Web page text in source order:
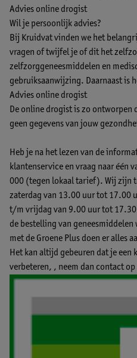
Advies online drogist
Wil je persoonlijk advies?
Bij Kruidvat vinden we het
vragen of twijfel je of dit het
zelfzorggeneesmiddelen en
gebruiksaanwijzing. Daarnaast is
Advies online drogist
De online drogist is zo
geen gegevens van jouw
Heb je na het lezen van de
klantenservice en vraag naar één
000 (tegen lokaal tarief). Wij zijn
zaterdag van 13.00 uur tot 17.00
t/m vrijdag van 9.00 uur tot 17.30
de bestelling van
met de Groene Plus doen er alles
Het kan altijd gebeuren dat je
verbeteren, , neem dan contact